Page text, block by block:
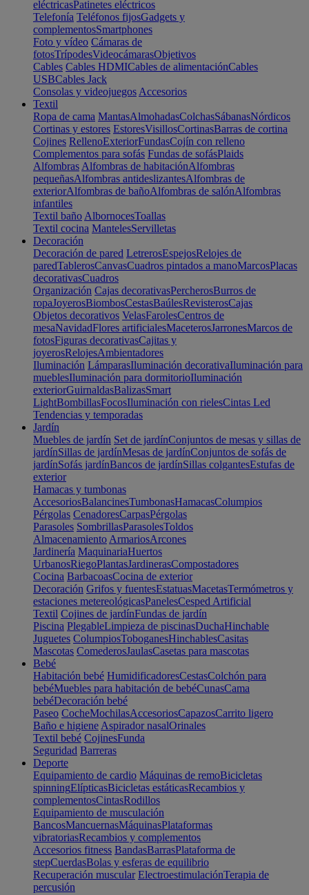
eléctricasPatinetes eléctricos
Telefonía Teléfonos fijosGadgets y
complementosSmartphones
Foto y vídeo Cámaras de
fotosTrípodesVideocámarasObjetivos
Cables Cables HDMICables de alimentaciónCables
USBCables Jack
Consolas y videojuegos Accesorios
Textil
Ropa de cama MantasAlmohadasColchasSábanasNórdicos
Cortinas y estores EstoresVisillosCortinasBarras de cortina
Cojines RellenoExteriorFundasCojín con relleno
Complementos para sofás Fundas de sofásPlaids
Alfombras Alfombras de habitaciónAlfombras
pequeñasAlfombras antideslizantesAlfombras de
exteriorAlfombras de bañoAlfombras de salónAlfombras
infantiles
Textil baño AlbornocesToallas
Textil cocina MantelesServilletas
Decoración
Decoración de pared LetrerosEspejosRelojes de
paredTablerosCanvasCuadros pintados a manoMarcosPlacas
decorativasCuadros
Organización Cajas decorativasPercherosBurros de
ropaJoyerosBiombosCestasBaúlesRevisterosCajas
Objetos decorativos VelasFarolesCentros de
mesaNavidadFlores artificialesMaceterosJarronesMarcos de
fotosFiguras decorativasCajitas y
joyerosRelojesAmbientadores
Iluminación LámparasIluminación decorativaIluminación para
mueblesIluminación para dormitorioIluminación
exteriorGuirnaldasBalizasSmart
LightBombillasFocosIluminación con rielesCintas Led
Tendencias y temporadas
Jardín
Muebles de jardín Set de jardínConjuntos de mesas y sillas de
jardínSillas de jardínMesas de jardínConjuntos de sofás de
jardínSofás jardínBancos de jardínSillas colgantesEstufas de
exterior
Hamacas y tumbonas
AccesoriosBalancinesTumbonasHamacasColumpios
Pérgolas CenadoresCarpasPérgolas
Parasoles SombrillasParasolesToldos
Almacenamiento ArmariosArcones
Jardinería MaquinariaHuertos
UrbanosRiegoPlantasJardinerasCompostadores
Cocina BarbacoasCocina de exterior
Decoración Grifos y fuentesEstatuasMacetasTermómetros y
estaciones metereológicasPanelesCesped Artificial
Textil Cojines de jardínFundas de jardín
Piscina PlegableLimpieza de piscinasDuchaHinchable
Juguetes ColumpiosToboganesHinchablesCasitas
Mascotas ComederosJaulasCasetas para mascotas
Bebé
Habitación bebé HumidificadoresCestasColchón para
bebéMuebles para habitación de bebéCunasCama
bebéDecoración bebé
Paseo CocheMochilasAccesoriosCapazosCarrito ligero
Baño e higiene Aspirador nasalOrinales
Textil bebé CojinesFunda
Seguridad Barreras
Deporte
Equipamiento de cardio Máquinas de remoBicicletas
spinningElípticasBicicletas estáticasRecambios y
complementosCintasRodillos
Equipamiento de musculación
BancosMancuernasMáquinasPlataformas
vibratoriasRecambios y complementos
Accesorios fitness BandasBarrasPlataforma de
stepCuerdasBolas y esferas de equilibrio
Recuperación muscular ElectroestimulaciónTerapia de
percusión